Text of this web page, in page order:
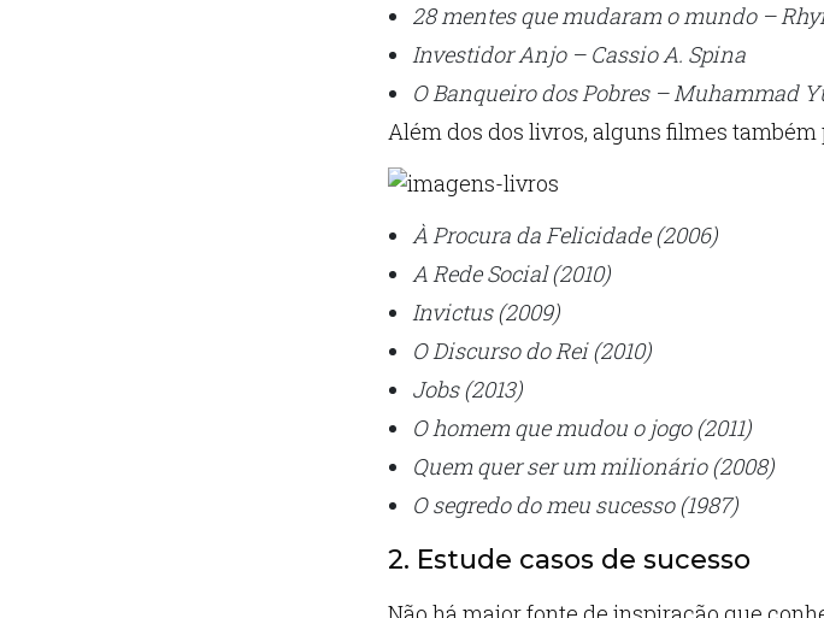
28 mentes que mudaram o mundo –
Investidor Anjo – Cassio A. Spina
O Banqueiro dos Pobres – Muhammad
Além dos dos livros, alguns filmes
À Procura da Felicidade (2006)
A Rede Social (2010)
Invictus (2009)
O Discurso do Rei (2010)
Jobs (2013)
O homem que mudou o jogo (2011)
Quem quer ser um milionário (2008)
O segredo do meu sucesso (1987)
2. Estude casos de sucesso